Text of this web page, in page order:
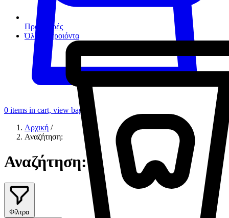
Προσφορές
Όλα τα προιόντα
0 items in cart, view bag
Αρχική /
Αναζήτηση:
Αναζήτηση:
Φίλτρα